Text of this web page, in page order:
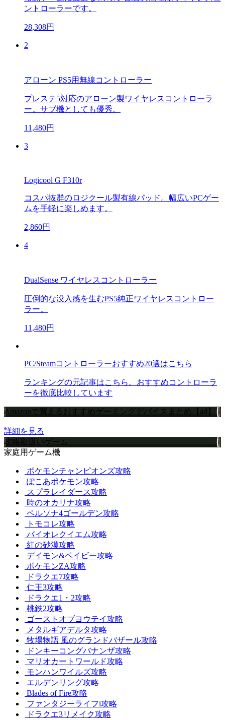
ントローラーです。
28,308円
2
アローン PS5用無線コントローラー
プレステ5対応のアローン製ワイヤレスコントローラ
ー。サブ機としても優秀。
11,480円
3
Logicool G F310r
コスパ抜群のロジクール製有線パッド。幅広いPCゲー
ムを手軽に楽しめます。
2,860円
4
DualSense ワイヤレスコントローラー
圧倒的な没入感を生むPS5純正ワイヤレスコントロー
ラー。
11,480円
PC/Steamコントローラーおすすめ20選はこちら
ランキングの元記事はこちら。おすすめコントローラ
ーを徹底比較しています
Amazonで買えるおすすめゲーミングデバイスまとめ【ad】
詳細を見る
攻略取扱いゲーム
家庭用ゲーム機
ポケモンチャンピオンズ攻略
ぽこあポケモン攻略
スプラレイダース攻略
時のオカリナ攻略
ペルソナ4ゴールデン攻略
トモコレ攻略
バイオレクイエム攻略
紅の砂漠攻略
デイモン&ベイビー攻略
ポケモンZA攻略
ドラクエ7攻略
仁王3攻略
ドラクエ1・2攻略
桃鉄2攻略
ゴーストオブヨウテイ攻略
メタルギアデルタ攻略
牧場物語 風のグランドバザール攻略
ドンキーコングバナンザ攻略
マリオカートワールド攻略
モンハンワイルズ攻略
エルデンリング攻略
Blades of Fire攻略
ファンタジーライフi攻略
ドラクエ3リメイク攻略